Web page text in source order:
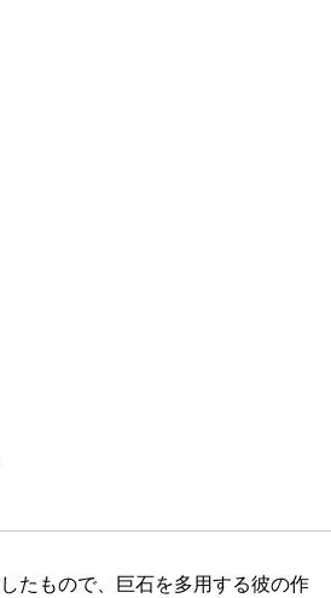
たもので、巨石を多用する彼の作